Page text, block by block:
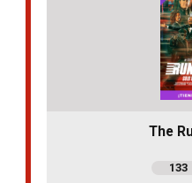
The
133